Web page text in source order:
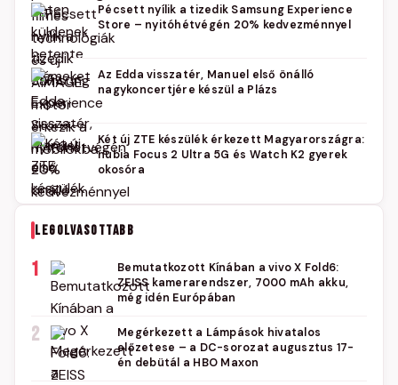
Pécsett nyílik a tizedik Samsung Experience
Store – nyitóhétvégén 20% kedvezménnyel
Az Edda visszatér, Manuel első önálló
nagykoncertjére készül a Plázs
Két új ZTE készülék érkezett Magyarországra:
nubia Focus 2 Ultra 5G és Watch K2 gyerek
okosóra
LEGOLVASOTTABB
1
Bemutatkozott Kínában a vivo X Fold6:
ZEISS kamerarendszer, 7000 mAh akku,
még idén Európában
2
Megérkezett a Lámpások hivatalos
előzetese – a DC-sorozat augusztus 17-
én debütál a HBO Maxon